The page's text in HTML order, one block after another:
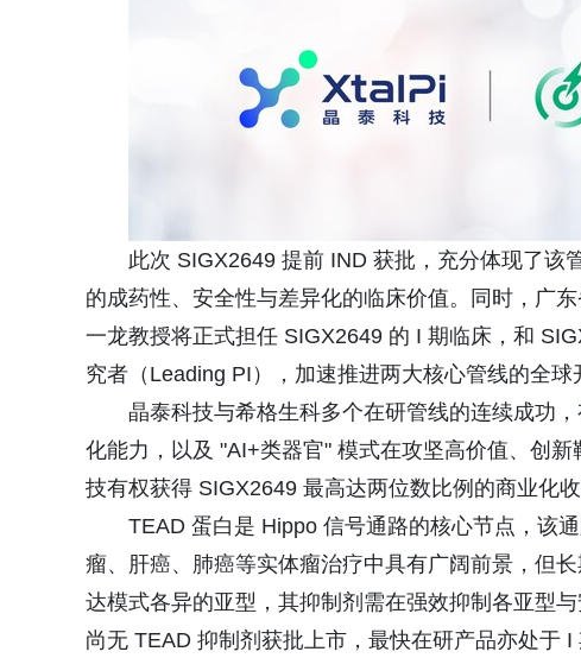
此次 SIGX2649 提前 IND 获批，充分体现了该
的成药性、安全性与差异化的临床价值。同时，广
一龙教授将正式担任 SIGX2649 的 I 期临床，和
究者（Leading PI），加速推进两大核心管线的全球
晶泰科技与希格生科多个在研管线的连续成功
化能力，以及 "AI+类器官" 模式在攻坚高价值、创
技有权获得 SIGX2649 最高达两位数比例的商业化收
TEAD 蛋白是 Hippo 信号通路的核心节点，该
瘤、肝癌、肺癌等实体瘤治疗中具有广阔前景，但
达模式各异的亚型，其抑制剂需在强效抑制各亚型
尚无 TEAD 抑制剂获批上市，最快在研产品亦处于 I